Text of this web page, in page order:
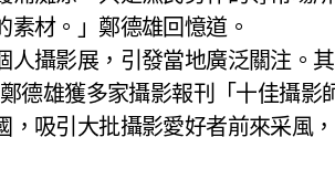
材。」鄭德雄回憶道。
攝影展，引發當地廣泛關注。
德雄獲多家攝影報刊「十佳攝影
吸引大批攝影愛好者前來采風